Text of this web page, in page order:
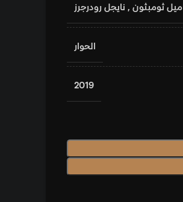
ميل ثومبثون , نايجل رودرجرز
الحوار
2019